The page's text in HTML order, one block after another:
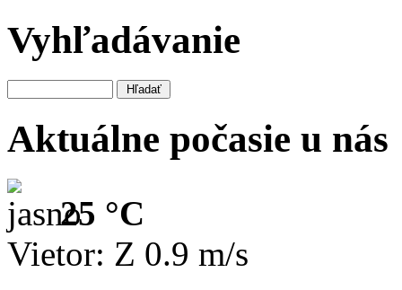
Vyhľadávanie
Aktuálne počasie u nás
25 °C
Vietor: Z 0.9 m/s